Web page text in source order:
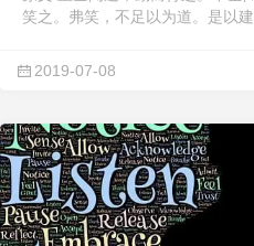
笑之。弗笑，不足以为道。是以
2019-07-08